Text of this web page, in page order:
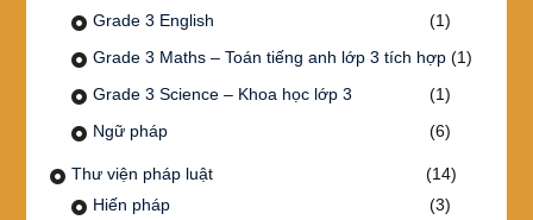
Grade 3 English
(1)
Grade 3 Maths – Toán tiếng anh lớp 3 tích hợp(1)
Grade 3 Science – Khoa học lớp 3
(1)
Ngữ pháp
(6)
Thư viện pháp luật
(14)
Hiến pháp
(3)